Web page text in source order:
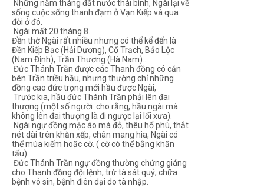
Những năm tháng đất nước thái bình, Ngài lại về
sống cuộc sống thanh đạm ở Vạn Kiếp và qua
đời ở đó.
Ngài mất 20 tháng 8.
Đền thờ Ngài rất nhiều nhưng có thể kể đến là
Đền Kiếp Bạc (Hải Dương), Cố Trạch, Bảo Lộc
(Nam Định), Trần Thương (Hà Nam)...
Đức Thánh Trần được các Thanh đồng có căn
bên Trần triều hầu, nhưng thường chỉ những
đồng cao đức trọng mới hầu được Ngài,
Trước kia, hầu đức Thánh Trần phải lên đai
thượng (một số người cho rằng, hầu ngài mà
không lên đai thượng là đi ngược lại lối xưa).
Ngài ngự đồng mặc áo mà đỏ, thêu hổ phù, thắt
nét dài trên khăn xếp, chân mang hia, Ngài có
thể múa kiếm hoặc cờ. ( cờ có thể bằng khăn
tấu).
Đức Thánh Trần ngự đồng thường chứng giáng
cho Thanh đồng đội lệnh, trừ tà sát quỷ, chữa
bệnh vô sin, bệnh điên dại do tà nhập.